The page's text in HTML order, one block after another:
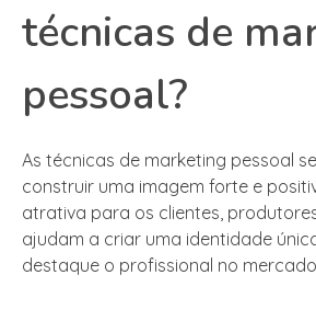
técnicas de
pessoal?
As técnicas de marketing pessoal
construir uma imagem forte e
atrativa para os clientes,
ajudam a criar uma identidade
destaque o profissional no